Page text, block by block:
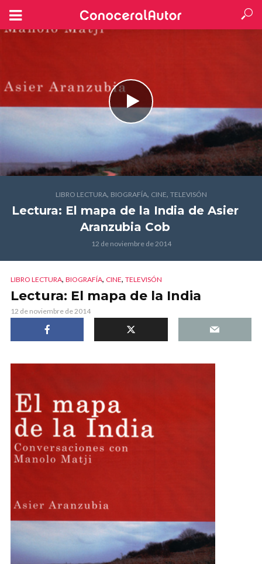
LIBRO LECTURA, BIOGRAFÍA, CINE, TELEVISÓN
Lectura: El mapa de la India de Asier
Aranzubia Cob
12 de noviembre de 2014
LIBRO LECTURA, BIOGRAFÍA, CINE, TELEVISÓN
Lectura: El mapa de la India
12 de noviembre de 2014